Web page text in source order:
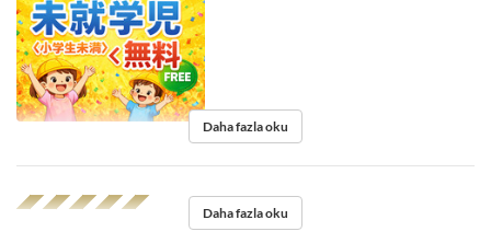
Daha fazla oku
◢◤◢◤◢◤◢◤◢◤
Daha fazla oku